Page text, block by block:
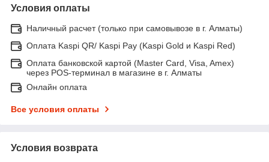
Условия оплаты
Наличный расчет (только при самовывозе в г. Алматы)
Оплата Kaspi QR/ Kaspi Pay (Kaspi Gold и Kaspi Red)
Оплата банковской картой (Master Card, Visa, Amex)
через POS-терминал в магазине в г. Алматы
Онлайн оплата
Все условия оплаты
Условия возврата